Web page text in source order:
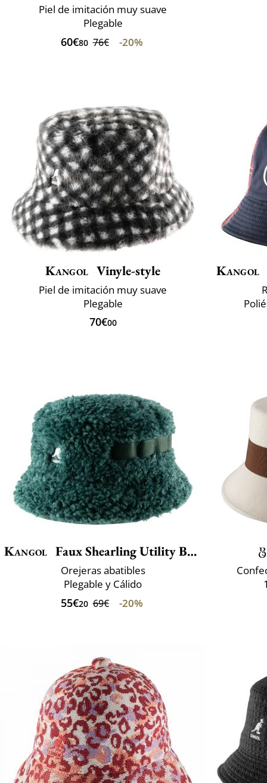
Piel de imitación muy suave
Plegable
60€80 76€ -20%
Kangol Vinyle-style
Piel de imitación muy suave
Plegable
70€00
Kangol
Kangol Faux Shearling Utility Bucket
Orejeras abatibles
Plegable y Cálido
55€20 69€ -20%